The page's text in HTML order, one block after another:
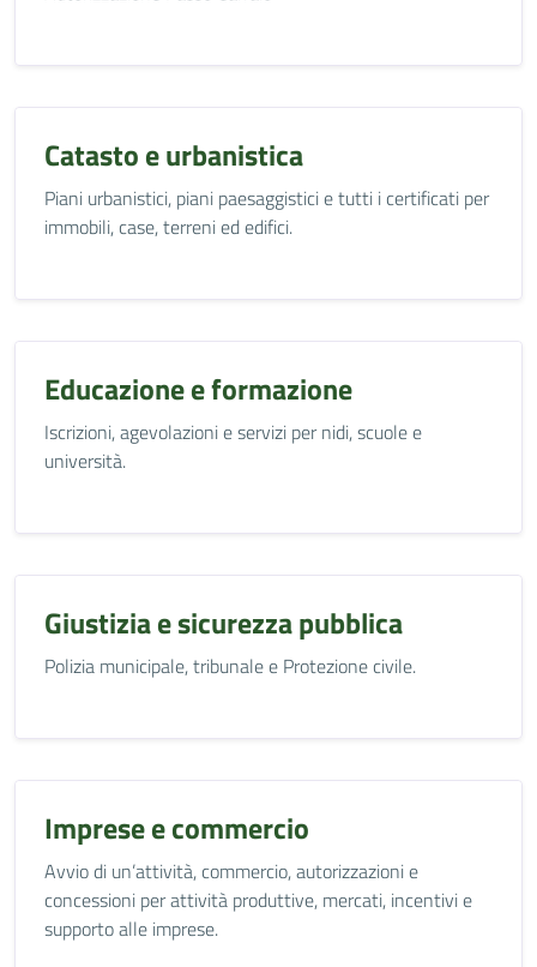
Catasto e urbanistica
Piani urbanistici, piani paesaggistici e tutti i certificati per
immobili, case, terreni ed edifici.
Educazione e formazione
Iscrizioni, agevolazioni e servizi per nidi, scuole e
università.
Giustizia e sicurezza pubblica
Polizia municipale, tribunale e Protezione civile.
Imprese e commercio
Avvio di un’attività, commercio, autorizzazioni e
concessioni per attività produttive, mercati, incentivi e
supporto alle imprese.